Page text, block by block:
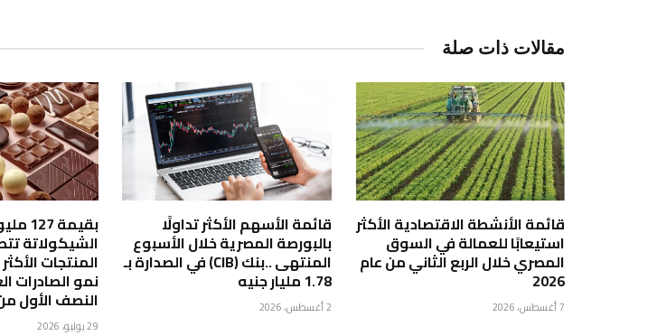
مقالات ذات صلة
قائمة الأنشطة الاقتصادية الأكثر
استيعابًا للعمالة في السوق
المصري خلال الربع الثاني من عام
2026
7 أغسطس، 2026
قائمة الأسهم الأكثر تداولًا
بالبورصة المصرية خلال الأسبوع
المنتهى ..بنك (CIB) في الصدارة بـ
1.78 مليار جنيه
2 أغسطس، 2026
بقيمة
الشيكولاتة
المنتجات
نمو الصادرات
النصف الأول من
29 يوليو، 2026